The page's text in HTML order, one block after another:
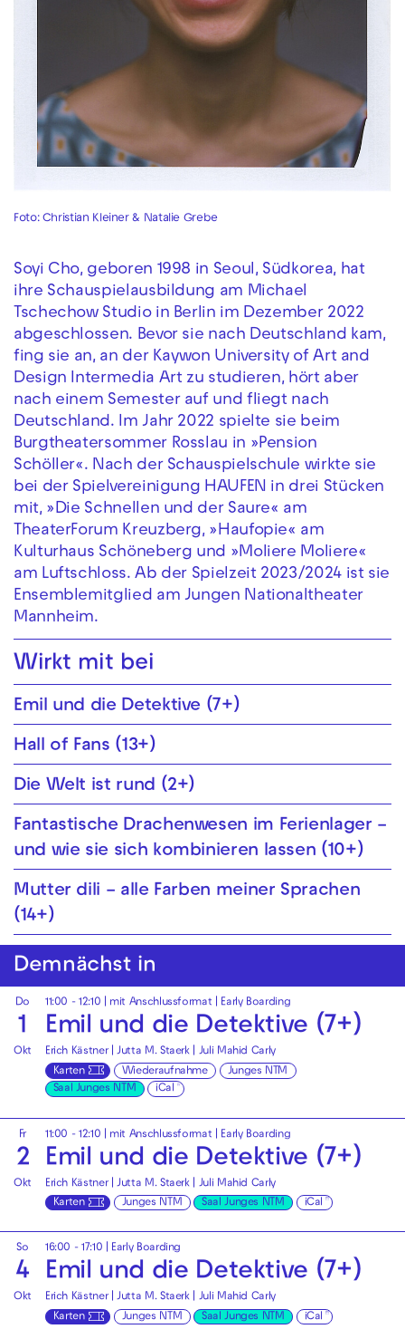
Foto: Christian Kleiner & Natalie Grebe
Soyi Cho, geboren 1998 in Seoul, Südkorea, hat
ihre Schauspielausbildung am Michael
Tschechow Studio in Berlin im Dezember 2022
abgeschlossen. Bevor sie nach Deutschland kam,
fing sie an, an der Kaywon University of Art and
Design Intermedia Art zu studieren, hört aber
nach einem Semester auf und fliegt nach
Deutschland. Im Jahr 2022 spielte sie beim
Burgtheatersommer Rosslau in »Pension
Schöller«. Nach der Schauspielschule wirkte sie
bei der Spielvereinigung HAUFEN in drei Stücken
mit, »Die Schnellen und der Saure« am
TheaterForum Kreuzberg, »Haufopie« am
Kulturhaus Schöneberg und »Moliere Moliere«
am Luftschloss. Ab der Spielzeit 2023/2024 ist sie
Ensemblemitglied am Jungen Nationaltheater
Mannheim.
Wirkt mit bei
Emil und die Detektive (7+)
Hall of Fans (13+)
Die Welt ist rund (2+)
Fantastische Drachenwesen im Ferienlager –
und wie sie sich kombinieren lassen (10+)
Mutter dili – alle Farben meiner Sprachen
(14+)
Demnächst in
Do
1
Okt
11:00 - 12:10 | mit Anschlussformat | Early Boarding
Emil und die Detektive (7+)
Erich Kästner | Jutta M. Staerk | Juli Mahid Carly
Karten
Wiederaufnahme
Junges NTM
Saal Junges NTM
iCal
Fr
2
Okt
11:00 - 12:10 | mit Anschlussformat | Early Boarding
Emil und die Detektive (7+)
Erich Kästner | Jutta M. Staerk | Juli Mahid Carly
Karten
Junges NTM Saal Junges NTM iCal
So
4
Okt
16:00 - 17:10 | Early Boarding
Emil und die Detektive (7+)
Erich Kästner | Jutta M. Staerk | Juli Mahid Carly
Karten
Junges NTM Saal Junges NTM iCal